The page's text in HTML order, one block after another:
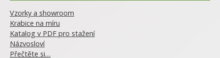
Vzorky a showroom
Krabice na míru
Katalog v PDF pro stažení
Názvosloví
Přečtěte si…